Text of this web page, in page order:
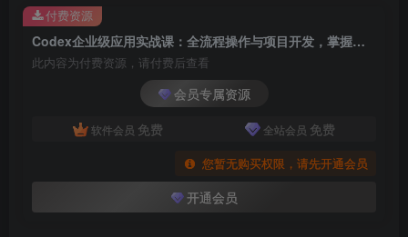
Codex企业级应用实战课：全流程操作与项目开发，掌握企业级应用搭建核心技能
此内容为付费资源，请付费后查看
会员专属资源
软件会员 免费 全站会员 免费
您暂无购买权限，请先开通会员
开通会员
付费资源